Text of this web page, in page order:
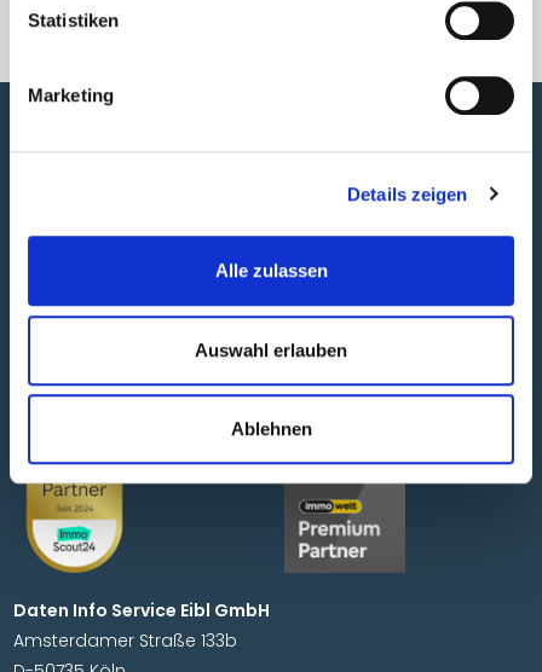
Statistiken
Marketing
Details zeigen
Alle zulassen
Auswahl erlauben
Ablehnen
Daten Info Service Eibl GmbH
Amsterdamer Straße 133b
Objektsuche
Tipps
Jobs
AGB
Impressum